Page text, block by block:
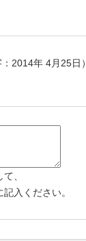
年 4月25日）
、
入ください。